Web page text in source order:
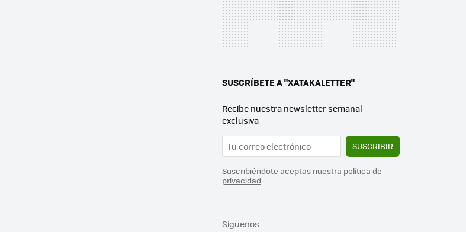
SUSCRÍBETE A "XATAKALETTER"
Recibe nuestra newsletter semanal
exclusiva
SUSCRIBIR
Suscribiéndote aceptas nuestra política de
privacidad
Síguenos